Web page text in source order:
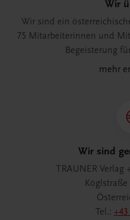
Wir
Wir sind ein
75 Mitarbeiterinnen und
Begeisterung
mehr
Wir sind
TRAUNER Verlag
Köglstraße
Tel.: +43